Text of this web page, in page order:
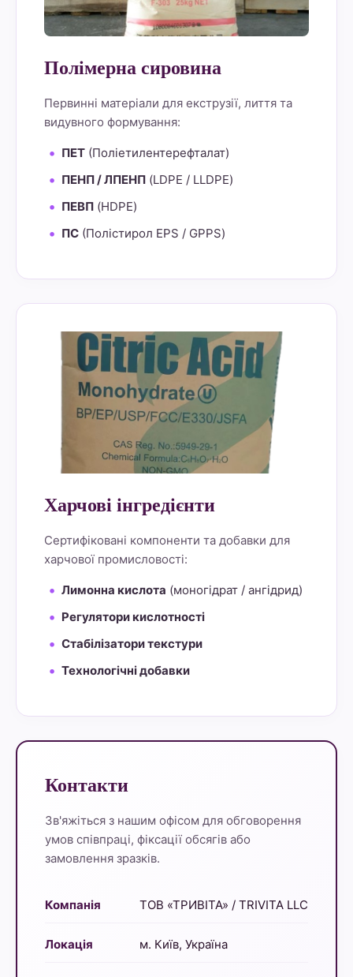
Полімерна сировина
Первинні матеріали для екструзії, лиття та
видувного формування:
ПЕТ (Поліетилентерефталат)
ПЕНП / ЛПЕНП (LDPE / LLDPE)
ПЕВП (HDPE)
ПС (Полістирол EPS / GPPS)
Харчові інгредієнти
Сертифіковані компоненти та добавки для
харчової промисловості:
Лимонна кислота (моногідрат / ангідрид)
Регулятори кислотності
Стабілізатори текстури
Технологічні добавки
Контакти
Зв'яжіться з нашим офісом для обговорення
умов співпраці, фіксації обсягів або
замовлення зразків.
Компанія ТОВ «ТРИВІТА» / TRIVITA LLC
Локація м. Київ, Україна